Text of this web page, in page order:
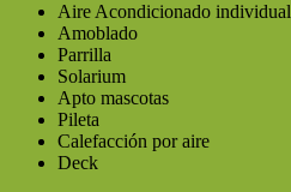
Aire Acondicionado individual
Amoblado
Parrilla
Solarium
Apto mascotas
Pileta
Calefacción por aire
Deck